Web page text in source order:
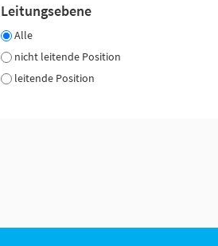
Leitungsebene
Alle
nicht leitende Position
leitende Position